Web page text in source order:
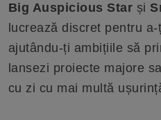
Big Auspicious Star și
lucrează discret pentru
ajutându-ți ambițiile să
lansezi proiecte majore
cu zi cu mai multă